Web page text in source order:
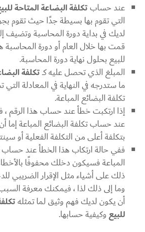
عند حسابتكلفة البضاعة المتاحة
التي تقوم بها بسيطة جدًا حيث تقوم
لديك في بداية دورة المحاسبة وتضيف
قمت بها خلال العام أو دورة
للبيع بحلول نهاية دورة المحاسبة.
المبلغ الذي تحصل عليه كــتكلفة
ما ستدرجه في النهاية في المعادلة
تكلفة البضائع المباعة.
إذا ارتكبت خطأ عند حساب هذا الرقم
عند حساب تكلفة البضائع المباعة إما
بتكلفة أعلى من التكلفة الفعلية أو
ففي حالة ارتكاب هذا الخطأ عند حساب
المباعة فسيكون دخلك محفوفًا
ذلك على أشياء مثل الإقرار الضريبي
وما إلى ذلك لذا ، فيمكنك معرفة
أن يكون لديك فهم وثيق لما تمثله
للبيعوكيفية حسابها.